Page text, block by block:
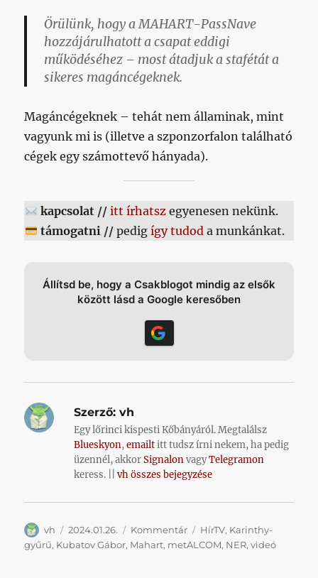
Örülünk, hogy a MAHART-PassNave
hozzájárulhatott a csapat eddigi
működéséhez – most átadjuk a stafétát a
sikeres magáncégeknek.
Magáncégeknek – tehát nem államinak, mint
vagyunk mi is (illetve a szponzorfalon található
cégek egy számottevő hányada).
kapcsolat // itt írhatszegyenesen nekünk.
támogatni //pedig így tudoda munkánkat.
Állítsd be, hogy a Csakblogot mindig az elsők
között lásd a Google keresőben
Szerző: vh
Egy lőrinci kispesti Kőbányáról. Megtalálsz
Blueskyon,emailtitt tudsz írni nekem, ha pedig
üzennél, akkorSignalonvagyTelegramon
keress. ||vh összes bejegyzése
Szerző
vh Közzétéve
2024.01.26. Kategória
Kommentár Címke
HírTV, Karinthy-
gyűrű, Kubatov Gábor, Mahart, metALCOM, NER,videó